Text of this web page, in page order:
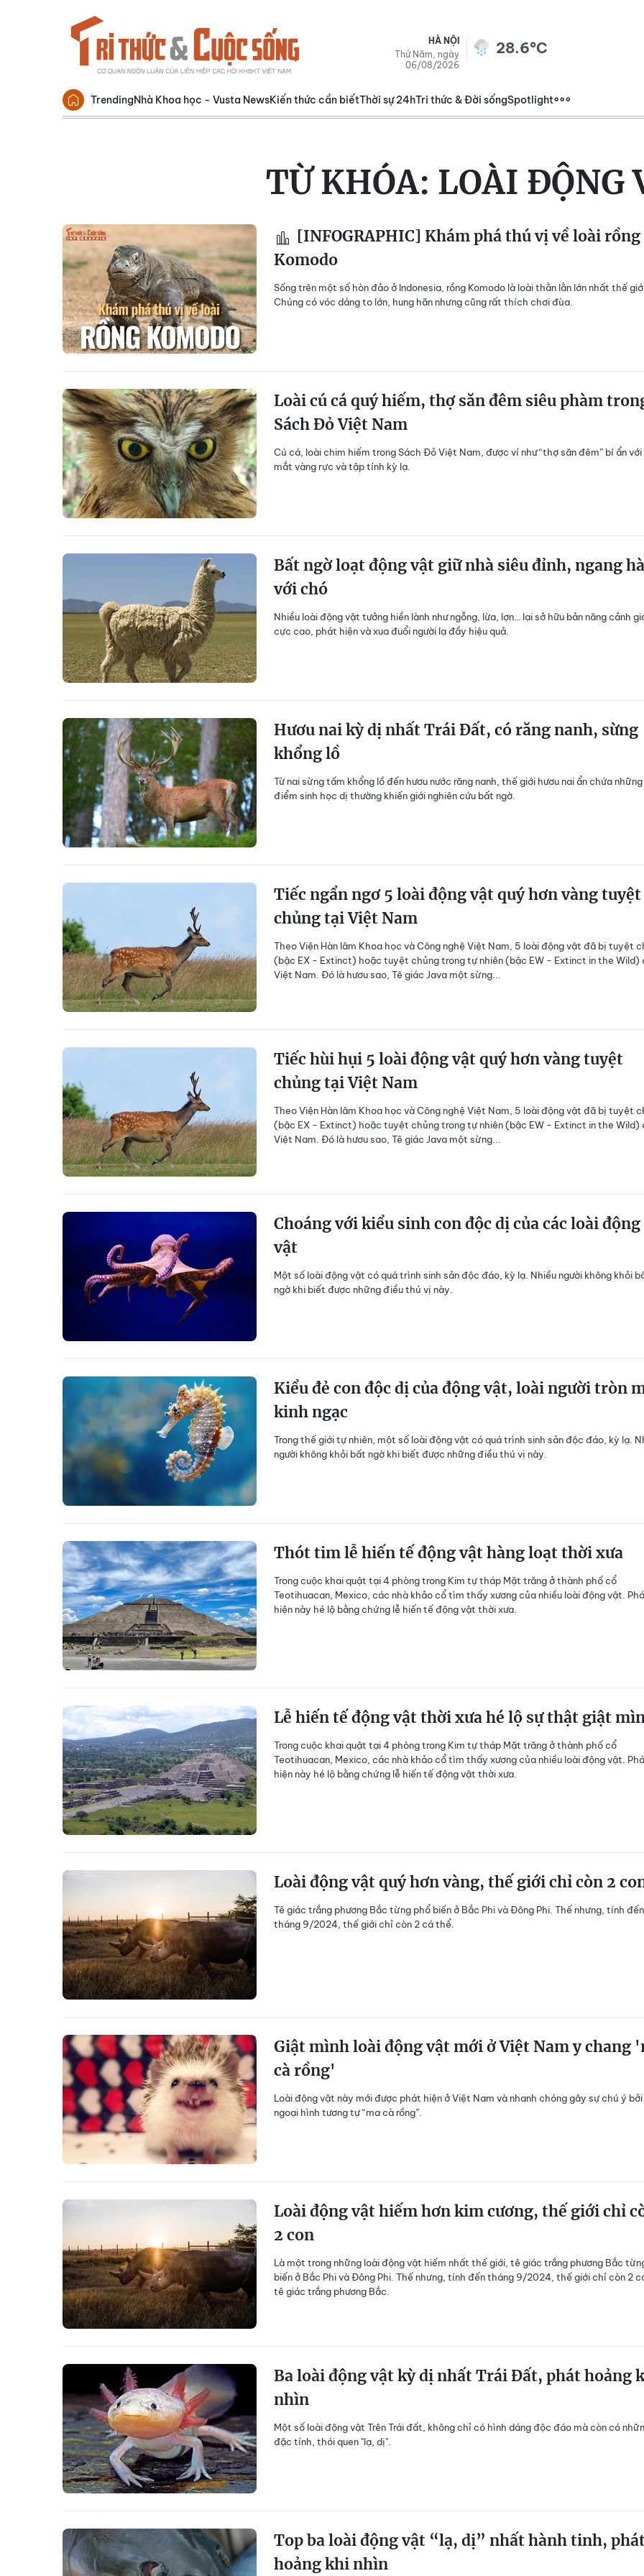
HÀ NỘI
Thứ Năm, ngày
06/08/2026
28.6°C
TrendingNhà Khoa học - Vusta NewsKiến thức cần biếtThời sự 24hTri thức & Đời sốngSpotlight
TỪ KHÓA: LOÀI ĐỘNG
[INFOGRAPHIC] Khám phá thú vị về loài rồng
Komodo
Sống trên một số hòn đảo ở Indonesia, rồng Komodo là loài thằn lằn lớn nhất thế
Chúng có vóc dáng to lớn, hung hãn nhưng cũng rất thích chơi đùa.
Loài cú cá quý hiếm, thợ săn đêm siêu phàm
Sách Đỏ Việt Nam
Cú cá, loài chim hiếm trong Sách Đỏ Việt Nam, được ví như “thợ săn đêm” bí ẩn
mắt vàng rực và tập tính kỳ lạ.
Bất ngờ loạt động vật giữ nhà siêu đỉnh, ngang
với chó
Nhiều loài động vật tưởng hiền lành như ngỗng, lừa, lợn… lại sở hữu bản năng cảnh
cực cao, phát hiện và xua đuổi người lạ đầy hiệu quả.
Hươu nai kỳ dị nhất Trái Đất, có răng nanh, sừng
khổng lồ
Từ nai sừng tấm khổng lồ đến hươu nước răng nanh, thế giới hươu nai ẩn chứa
điểm sinh học dị thường khiến giới nghiên cứu bất ngờ.
Tiếc ngẩn ngơ 5 loài động vật quý hơn vàng tuyệt
chủng tại Việt Nam
Theo Viện Hàn lâm Khoa học và Công nghệ Việt Nam, 5 loài động vật đã bị tuyệt
(bậc EX - Extinct) hoặc tuyệt chủng trong tự nhiên (bậc EW - Extinct in the Wild)
Việt Nam. Đó là hươu sao, Tê giác Java một sừng...
Tiếc hùi hụi 5 loài động vật quý hơn vàng tuyệt
chủng tại Việt Nam
Theo Viện Hàn lâm Khoa học và Công nghệ Việt Nam, 5 loài động vật đã bị tuyệt
(bậc EX - Extinct) hoặc tuyệt chủng trong tự nhiên (bậc EW - Extinct in the Wild)
Việt Nam. Đó là hươu sao, Tê giác Java một sừng...
Choáng với kiểu sinh con độc dị của các loài động
vật
Một số loài động vật có quá trình sinh sản độc đáo, kỳ lạ. Nhiều người không khỏi
ngờ khi biết được những điều thú vị này.
Kiểu đẻ con độc dị của động vật, loài người tròn
kinh ngạc
Trong thế giới tự nhiên, một số loài động vật có quá trình sinh sản độc đáo, kỳ lạ.
người không khỏi bất ngờ khi biết được những điều thú vị này.
Thót tim lễ hiến tế động vật hàng loạt thời xưa
Trong cuộc khai quật tại 4 phòng trong Kim tự tháp Mặt trăng ở thành phố cổ
Teotihuacan, Mexico, các nhà khảo cổ tìm thấy xương của nhiều loài động vật.
hiện này hé lộ bằng chứng lễ hiến tế động vật thời xưa.
Lễ hiến tế động vật thời xưa hé lộ sự thật giật
Trong cuộc khai quật tại 4 phòng trong Kim tự tháp Mặt trăng ở thành phố cổ
Teotihuacan, Mexico, các nhà khảo cổ tìm thấy xương của nhiều loài động vật.
hiện này hé lộ bằng chứng lễ hiến tế động vật thời xưa.
Loài động vật quý hơn vàng, thế giới chỉ còn 2
Tê giác trắng phương Bắc từng phổ biến ở Bắc Phi và Đông Phi. Thế nhưng, tính đến
tháng 9/2024, thế giới chỉ còn 2 cá thể.
Giật mình loài động vật mới ở Việt Nam y chang
cà rồng'
Loài động vật này mới được phát hiện ở Việt Nam và nhanh chóng gây sự chú ý bởi
ngoại hình tương tự “ma cà rồng”.
Loài động vật hiếm hơn kim cương, thế giới chỉ
2 con
Là một trong những loài động vật hiếm nhất thế giới, tê giác trắng phương Bắc
biến ở Bắc Phi và Đông Phi. Thế nhưng, tính đến tháng 9/2024, thế giới chỉ còn 2
tê giác trắng phương Bắc.
Ba loài động vật kỳ dị nhất Trái Đất, phát hoảng
nhìn
Một số loài động vật Trên Trái đất, không chỉ có hình dáng độc đáo mà còn có
đặc tính, thói quen "lạ, dị".
Top ba loài động vật “lạ, dị” nhất hành tinh,
hoảng khi nhìn